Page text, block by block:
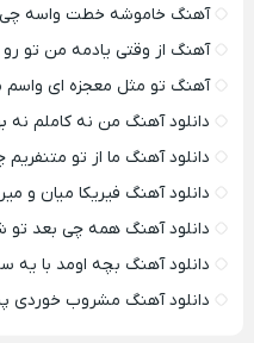
آهنگ خاموشه خطت واسه چی
آهنگ از وقتی یادمه من تو
آهنگ تو مثل معجزه ای واسم
دانلود آهنگ من نه کاملم نه
دانلود آهنگ ما از تو
دانلود آهنگ فیریکا میان و
دانلود آهنگ همه چی بعد تو
دانلود آهنگ بچه اومد با یه
دانلود آهنگ مشروب خوردی